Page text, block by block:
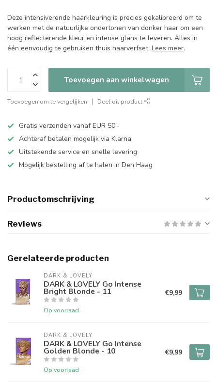
Deze intensiverende haarkleuring is precies gekalibreerd om te
werken met de natuurlijke ondertonen van donker haar om een ​​
hoog reflecterende kleur en intense glans te leveren. Alles in
één eenvoudig te gebruiken thuis haarverfset. Lees meer.
Toevoegen aan winkelwagen
Toevoegen om te vergelijken Deel dit product
Gratis verzenden vanaf EUR 50,-
Achteraf betalen mogelijk via Klarna
Uitstekende service en snelle levering
Mogelijk bestelling af te halen in Den Haag
Productomschrijving
Reviews
Gerelateerde producten
DARK & LOVELY
DARK & LOVELY Go Intense
Bright Blonde - 11
Op voorraad
€9,99
DARK & LOVELY
DARK & LOVELY Go Intense
Golden Blonde - 10
Op voorraad
€9,99